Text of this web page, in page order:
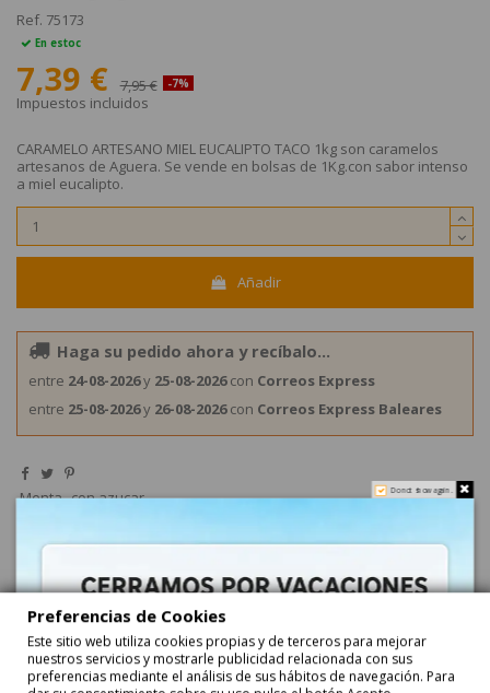
Ref. 75173
En estoc
7,39 € 7,95 € -7%
Impuestos incluidos
CARAMELO ARTESANO MIEL EUCALIPTO TACO 1kg son caramelos
artesanos de Aguera. Se vende en bolsas de 1Kg.con sabor intenso
a miel eucalipto.
Añadir
Haga su pedido ahora y recíbalo...
entre 24-08-2026y 25-08-2026con Correos Express
entre 25-08-2026y 26-08-2026con Correos Express Baleares
Menta con azucar
Descripción
Do not show again.
Preferencias de Cookies
Este sitio web utiliza cookies propias y de terceros para mejorar
nuestros servicios y mostrarle publicidad relacionada con sus
preferencias mediante el análisis de sus hábitos de navegación. Para